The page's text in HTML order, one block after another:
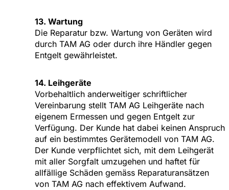
13. Wartung
Die Reparatur bzw. Wartung von Geräten wird
durch TAM AG oder durch ihre Händler gegen
Entgelt gewährleistet.
14. Leihgeräte
Vorbehaltlich anderweitiger schriftlicher
Vereinbarung stellt TAM AG Leihgeräte nach
eigenem Ermessen und gegen Entgelt zur
Verfügung. Der Kunde hat dabei keinen Anspruch
auf ein bestimmtes Gerätemodell von TAM AG.
Der Kunde verpflichtet sich, mit dem Leihgerät
mit aller Sorgfalt umzugehen und haftet für
allfällige Schäden gemäss Reparaturansätzen
von TAM AG nach effektivem Aufwand.